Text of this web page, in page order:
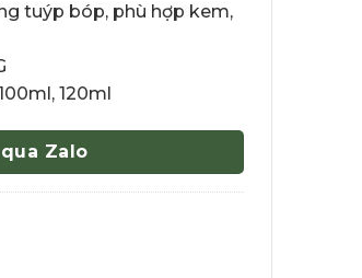
tuýp bóp, phù hợp kem,
120ml
Zalo